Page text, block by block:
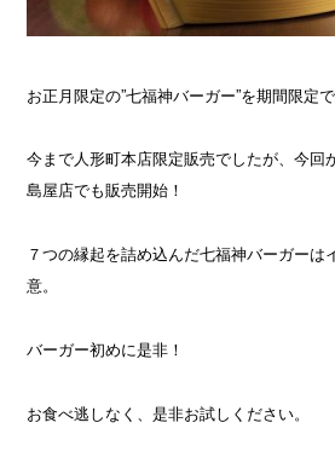
お正月限定の”七福神バーガー”を期間限定で
今まで人形町本店限定販売でしたが、今回
島屋店でも販売開始！
７つの縁起を詰め込んだ七福神バーガーは
意。
バーガー初めに是非！
お食べ逃しなく、是非お試しください。